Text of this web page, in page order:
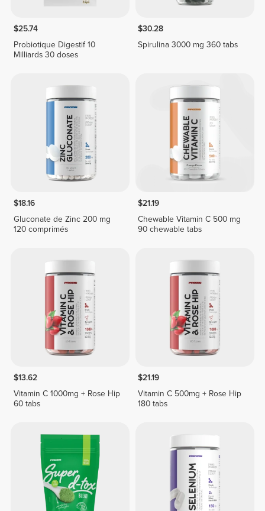
$25.74
Probiotique Digestif 10
Milliards 30 doses
$30.28
Spirulina 3000 mg 360 tabs
$18.16
Gluconate de Zinc 200 mg
120 comprimés
$21.19
Chewable Vitamin C 500 mg
90 chewable tabs
$13.62
Vitamin C 1000mg + Rose Hip
60 tabs
$21.19
Vitamin C 500mg + Rose Hip
180 tabs